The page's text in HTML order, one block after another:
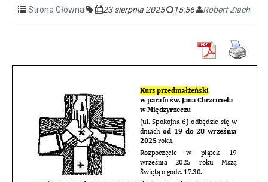
Strona Główna 23 sierpnia 2025 15:56 Robert Ziach